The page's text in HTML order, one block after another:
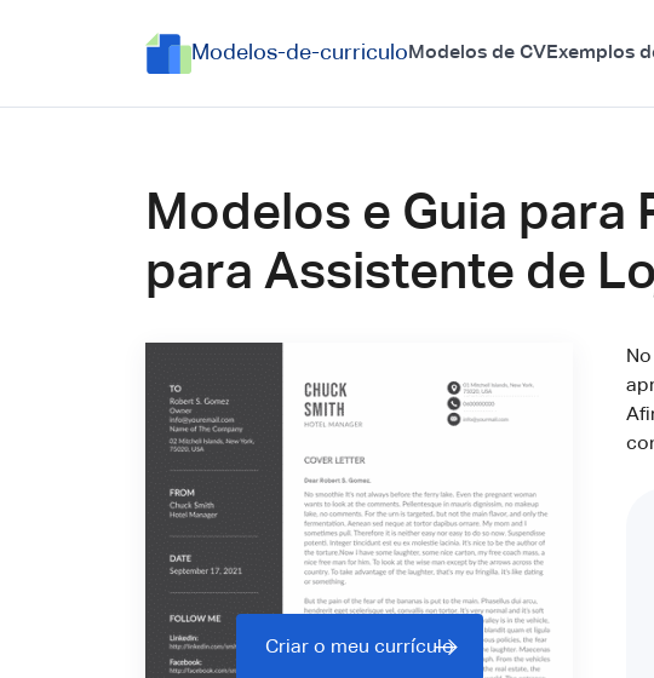
Modelos-de-curriculo Modelos de CVExemplos
Modelos e Guia
para Assistente de
Criar o meu currículo